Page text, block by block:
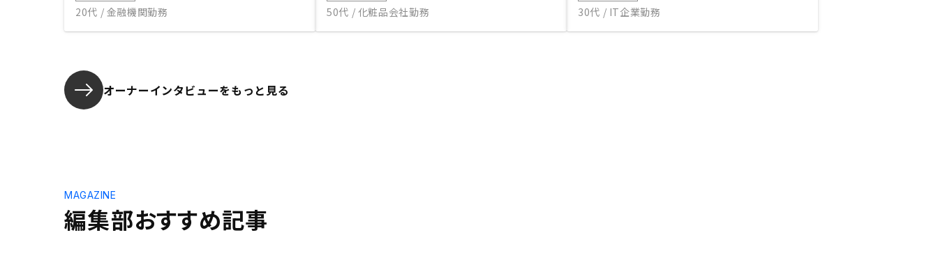
20代 / 金融機関勤務 50代 / 化粧品会社勤務 30代 / IT企業勤務
オーナーインタビューをもっと見る
編集部おすすめ記事
MAGAZINE